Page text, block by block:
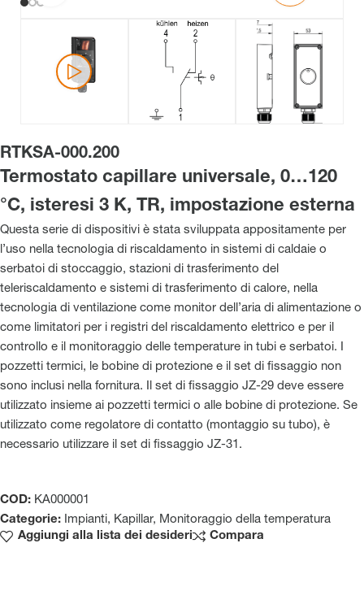
RTKSA-000.200
Termostato capillare universale, 0…120
°C, isteresi 3 K, TR, impostazione esterna
Questa serie di dispositivi è stata sviluppata appositamente per
l’uso nella tecnologia di riscaldamento in sistemi di caldaie o
serbatoi di stoccaggio, stazioni di trasferimento del
teleriscaldamento e sistemi di trasferimento di calore, nella
tecnologia di ventilazione come monitor dell’aria di alimentazione o
come limitatori per i registri del riscaldamento elettrico e per il
controllo e il monitoraggio delle temperature in tubi e serbatoi. I
pozzetti termici, le bobine di protezione e il set di fissaggio non
sono inclusi nella fornitura. Il set di fissaggio JZ-29 deve essere
utilizzato insieme ai pozzetti termici o alle bobine di protezione. Se
utilizzato come regolatore di contatto (montaggio su tubo), è
necessario utilizzare il set di fissaggio JZ-31.
COD: KA000001
Categorie: Impianti, Kapillar, Monitoraggio della temperatura
Aggiungi alla lista dei desideri
Compara